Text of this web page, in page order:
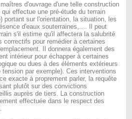
maîtres d'ouvrage d'une telle construction
effectue une pré-étude du terrain
portant sur l'orientation, la situation, les
d'eaux souterraines,.... Il peut
s'il estime qu'il affectera la salubrité
correctifs pour remédier à certaines
Il donnera également des
intérieur pour échapper à certaines
ou dues à des éléments extérieurs
par exemple). Ces interventions
exacte à proprement parler, la requête
plutôt sur des convictions
auprès de tiers. La construction
effectuée dans le respect des